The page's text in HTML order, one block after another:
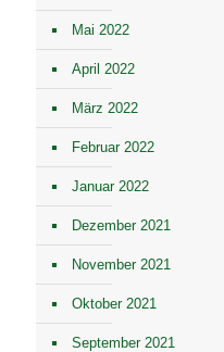
Mai 2022
April 2022
März 2022
Februar 2022
Januar 2022
Dezember 2021
November 2021
Oktober 2021
September 2021